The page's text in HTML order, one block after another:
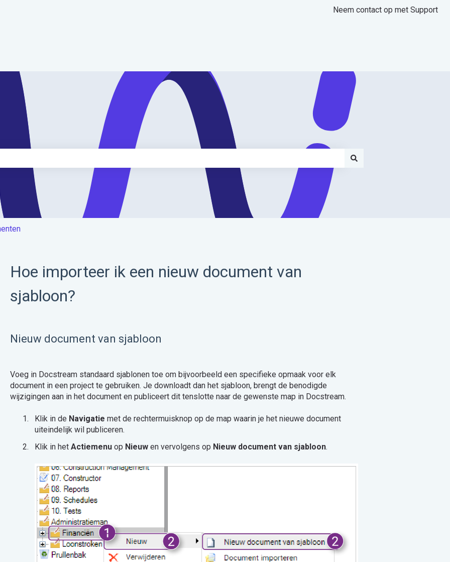
Neem contact op met Support
is leeg.
Hoe importeer ik een nieuw document van
sjabloon?
Nieuw document van sjabloon
Voeg in Docstream standaard sjablonen toe om bijvoorbeeld een specifieke opmaak voor elk
document in een project te gebruiken. Je downloadt dan het sjabloon, brengt de benodigde
wijzigingen aan in het document en publiceert dit tenslotte naar de gewenste map in Docstream.
Klik in de Navigatie met de rechtermuisknop op de map waarin je het nieuwe document
uiteindelijk wil publiceren.
Klik in het Actiemenu op Nieuw en vervolgens op Nieuw document van sjabloon.